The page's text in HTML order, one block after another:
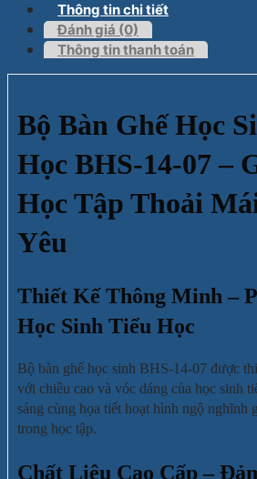
Thông tin chi tiết
Đánh giá (0)
Thông tin thanh toán
Bộ Bàn Ghế Học
Học BHS-14-07 –
Học Tập Thoải
Yêu
Thiết Kế Thông Minh –
Học Sinh Tiểu Học
Bộ bàn ghế học sinh BHS-14-07 được
với chiều cao và vóc dáng của học sinh
sáng cùng họa tiết hoạt hình ngộ nghĩnh
trong học tập.
Chất Liệu Cao Cấp –